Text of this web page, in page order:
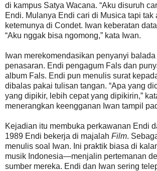
di kampus Satya Wacana. “Aku disuruh
Endi. Mulanya Endi cari di Musica tapi tak
ketemunya di Condet. Iwan keberatan
“Aku nggak bisa ngomong,” kata Iwan.
Iwan merekomendasikan penyanyi
penasaran. Endi pengagum Fals dan
album Fals. Endi pun menulis surat
dibalas pakai tulisan tangan. “Apa yang
yang dipikir, lebih cepat yang dipikirin,”
menerangkan keengganan Iwan tampil
Kejadian itu membuka perkawanan Endi
1989 Endi bekerja di majalah Film.
menulis soal Iwan. Ini praktik biasa di
musik Indonesia—menjalin pertemanan
sumber mereka. Endi dan Iwan sering